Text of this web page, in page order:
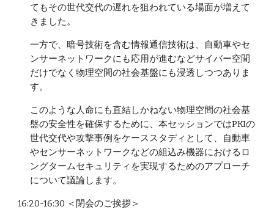
てもその世代交代の遅れを狙われている場面が増えて
きました。
一方で、暗号技術を含む情報通信技術は、自動車やセ
ンサーネットワークにも応用が進むなどサイバー空間
だけでなく物理空間の社会基盤にも浸透しつつありま
す。
このような人命にも直結しかねない物理空間の社会基
盤の安全性を確保するために、本セッションではPKIの
世代交代や攻撃事例をケーススタディとして、自動車
やセンサーネットワークなどの組込み機器におけるロ
ングタームセキュリティを実現するためのアプローチ
について議論します。
16:20-16:30 ＜閉会のご挨拶＞